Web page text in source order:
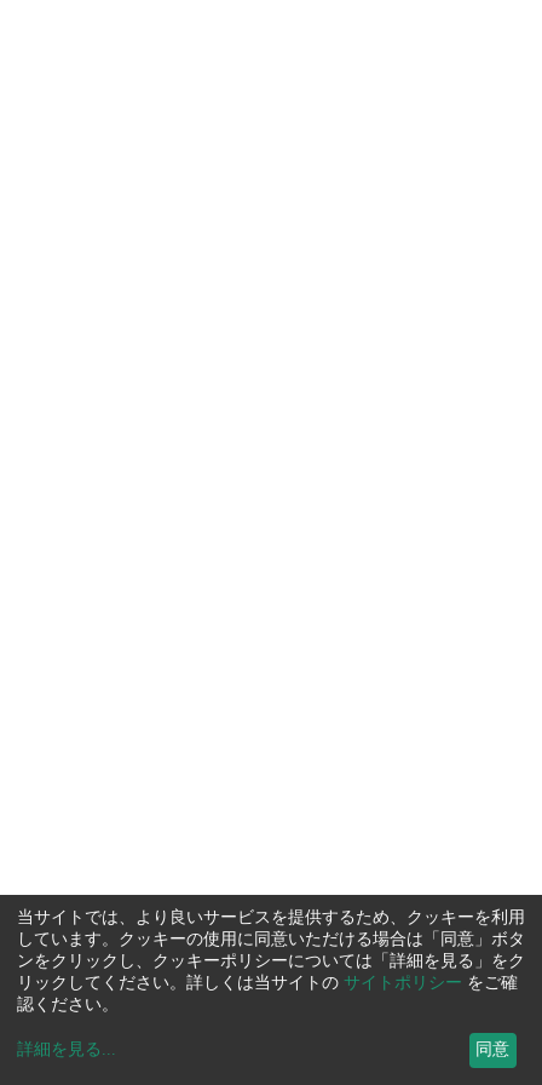
当サイトでは、より良いサービスを提供するため、クッキーを利用
しています。クッキーの使用に同意いただける場合は「同意」ボタ
ンをクリックし、クッキーポリシーについては「詳細を見る」をク
リックしてください。詳しくは当サイトの サイトポリシー をご確
認ください。
詳細を見る ... 同意